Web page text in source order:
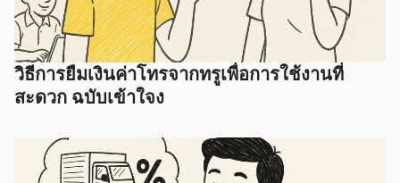
วิธีการยืมเงินค่าโทรจากทรูเพื่อการใช้งานที่
สะดวก ฉบับเข้าใจง